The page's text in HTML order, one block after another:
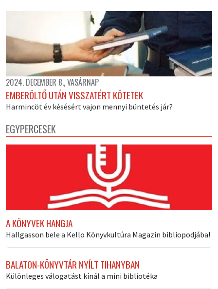
2024. DECEMBER 8., VASÁRNAP
EMBERÖLTŐ UTÁN VISSZATÉRT KÖTETEK
Harmincöt év késésért vajon mennyi büntetés jár?
EGYPERCESEK
A KÖNYVEK HANGJA
Hallgasson bele a Kello Könyvkultúra Magazin bibliopodjába!
BALATON-KÖNYVTÁR NYÍLT TIHANYBAN
Különleges válogatást kínál a mini bibliotéka